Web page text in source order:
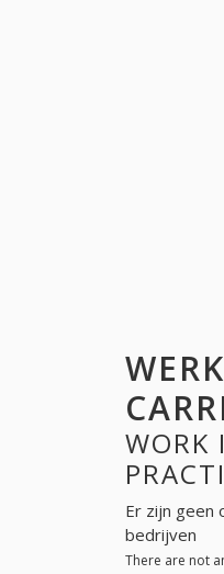
WORK
Er zijn geen
bedrijven
There are not